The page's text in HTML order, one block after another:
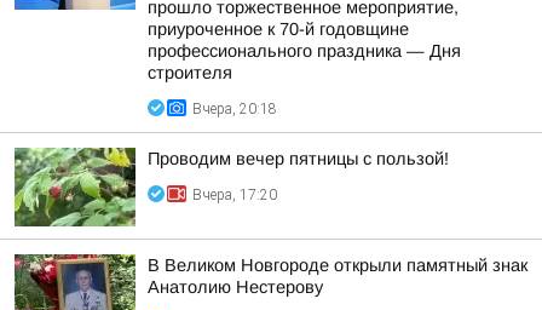
прошло торжественное мероприятие,
приуроченное к 70-й годовщине
профессионального праздника — Дня
строителя
Вчера, 20:18
Проводим вечер пятницы с пользой!
Вчера, 17:20
В Великом Новгороде открыли памятный знак
Анатолию Нестерову